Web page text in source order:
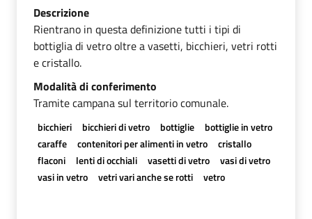
Descrizione
Rientrano in questa definizione tutti i tipi di
bottiglia di vetro oltre a vasetti, bicchieri, vetri rotti
e cristallo.
Modalità di conferimento
Tramite campana sul territorio comunale.
bicchieri bicchieri di vetro bottiglie
bottiglie in vetro
caraffe
contenitori per alimenti in vetro
cristallo
flaconi
lenti di occhiali vasetti di vetro
vasi di vetro
vasi in vetro
vetri vari anche se rotti vetro